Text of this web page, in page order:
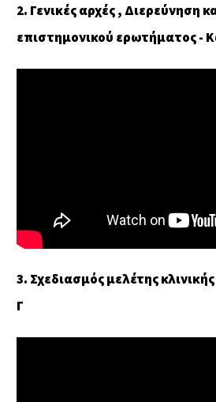
2. Γενικές αρχές , Διερεύνηση
επιστημονικού ερωτήματος -
3. Σχεδιασμός μελέτης
Γ